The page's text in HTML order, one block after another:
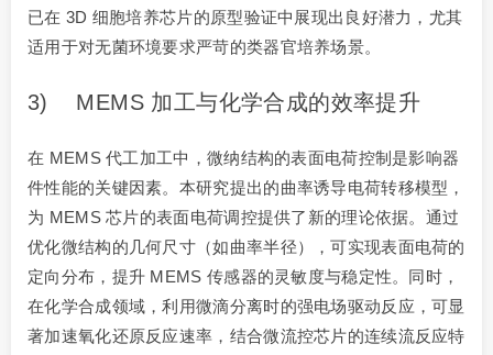
已在 3D 细胞培养芯片的原型验证中展现出良好潜力，尤其
适用于对无菌环境要求严苛的类器官培养场景。
3) MEMS 加工与化学合成的效率提升
在 MEMS 代工加工中，微纳结构的表面电荷控制是影响器
件性能的关键因素。本研究提出的曲率诱导电荷转移模型，
为 MEMS 芯片的表面电荷调控提供了新的理论依据。通过
优化微结构的几何尺寸（如曲率半径），可实现表面电荷的
定向分布，提升 MEMS 传感器的灵敏度与稳定性。同时，
在化学合成领域，利用微滴分离时的强电场驱动反应，可显
著加速氧化还原反应速率，结合微流控芯片的连续流反应特